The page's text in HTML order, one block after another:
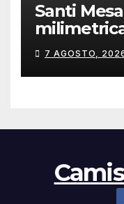
Santi
Albufeira,
mantém a
Portugal
7 AGOSTO,